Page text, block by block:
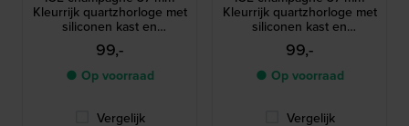
Kleurrijk quartzhorloge met
siliconen kast en
geïntegreerde band
99,-
● Op voorraad
Vergelijk
Kleurrijk quartzhorloge met
siliconen kast en
geïntegreerde band
99,-
● Op voorraad
Vergelijk